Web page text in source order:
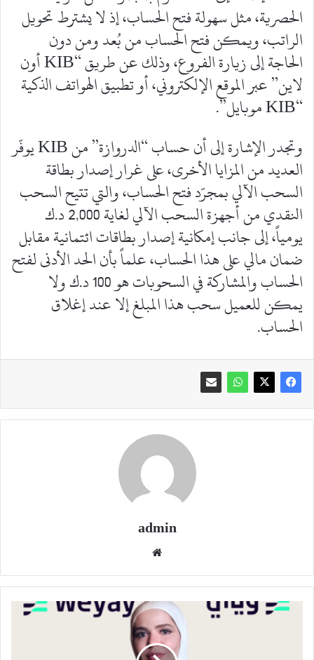
الحصرية، مثل سهولة فتح الحساب، إذ لا يشترط تحويل
الراتب، ويمكن فتح الحساب من بُعد ومن دون
الحاجة إلى زيارة الفروع، وذلك عن طريق “KIB أون
لاين” عبر الموقع الإلكتروني، أو تطبيق الهواتف الذكية
“KIB موبايل”.
وتجدر الإشارة إلى أن حساب “الدروازة” من KIB يوفّر
العديد من المزايا الأخرى، على غرار إصدار بطاقة
السحب الآلي بمجرّد فتح الحساب، والتي تتيح السحب
النقدي من أجهزة السحب الآلي لغاية 2,000 د.ك
يومياً، إلى جانب إمكانية إصدار بطاقات ائتمانية مقابل
ضمان مالي على هذا الحساب، علماً بأن الحد الأدنى لفتح
الحساب والمشاركة في السحوبات هو 100 د.ك ولا
يمكن للعميل سحب هذا المبلغ إلا عند إغلاق
الحساب.
admin
بنك